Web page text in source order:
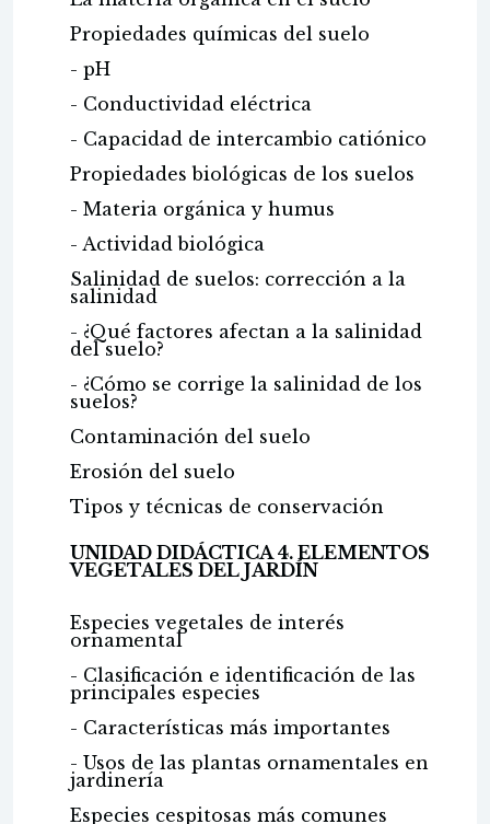
Propiedades químicas del suelo
- pH
- Conductividad eléctrica
- Capacidad de intercambio catiónico
Propiedades biológicas de los suelos
- Materia orgánica y humus
- Actividad biológica
Salinidad de suelos: corrección a la
salinidad
- ¿Qué factores afectan a la salinidad
del suelo?
- ¿Cómo se corrige la salinidad de los
suelos?
Contaminación del suelo
Erosión del suelo
Tipos y técnicas de conservación
UNIDAD DIDÁCTICA 4. ELEMENTOS
VEGETALES DEL JARDÍN
Especies vegetales de interés
ornamental
- Clasificación e identificación de las
principales especies
- Características más importantes
- Usos de las plantas ornamentales en
jardinería
Especies cespitosas más comunes